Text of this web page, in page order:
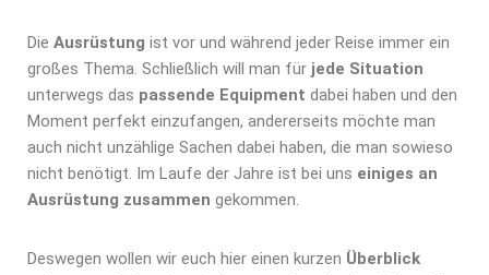
Die Ausrüstung ist vor und während jeder Reise immer ein
großes Thema. Schließlich will man für jede Situation
unterwegs das passende Equipment dabei haben und den
Moment perfekt einzufangen, andererseits möchte man
auch nicht unzählige Sachen dabei haben, die man sowieso
nicht benötigt. Im Laufe der Jahre ist bei uns einiges an
Ausrüstung zusammen gekommen.
Deswegen wollen wir euch hier einen kurzen Überblick